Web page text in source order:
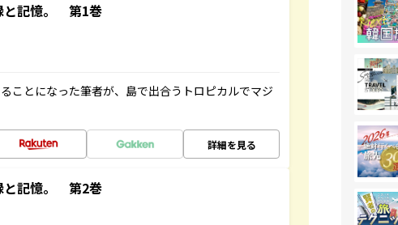
と記憶。 第1巻
ことになった筆者が、島で出合うトロピカルでマジ
詳細を見る
と記憶。 第2巻